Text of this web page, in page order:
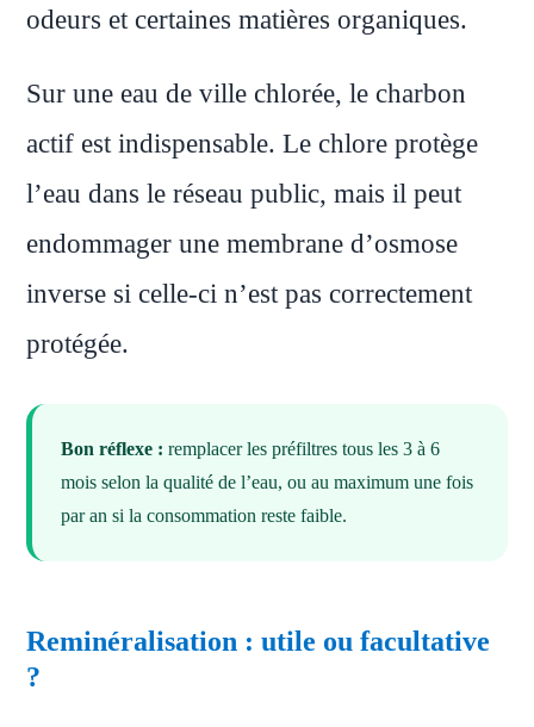
odeurs et certaines matières organiques.
Sur une eau de ville chlorée, le charbon
actif est indispensable. Le chlore protège
l’eau dans le réseau public, mais il peut
endommager une membrane d’osmose
inverse si celle-ci n’est pas correctement
protégée.
Bon réflexe : remplacer les préfiltres tous les 3 à 6
mois selon la qualité de l’eau, ou au maximum une fois
par an si la consommation reste faible.
Reminéralisation : utile ou facultative
?